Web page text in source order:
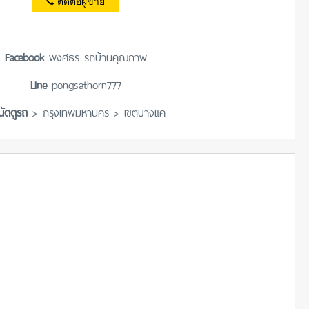
Facebookพงศธร รถบ้านคุณภาพ
Linepongsathorn777
ดูรถ > กรุงเทพมหานคร > เขตบางแค